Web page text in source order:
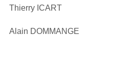
Thierry ICART
Alain DOMMANGE